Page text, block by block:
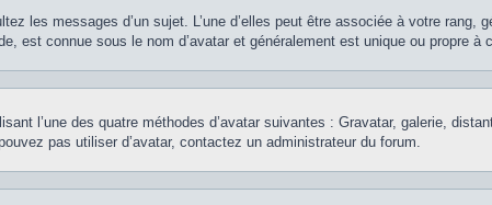
les messages d’un sujet. L’une d’elles peut être associée à votre rang,
connue sous le nom d’avatar et généralement est unique ou propre à
l’une des quatre méthodes d’avatar suivantes : Gravatar, galerie,
pas utiliser d’avatar, contactez un administrateur du forum.